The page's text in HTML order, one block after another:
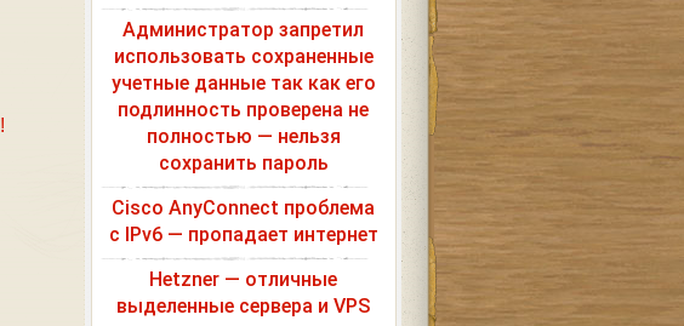
!
Администратор запретил
использовать сохраненные
учетные данные так как его
подлинность проверена не
полностью — нельзя
сохранить пароль
Cisco AnyConnect проблема
с IPv6 — пропадает интернет
Hetzner — отличные
выделенные сервера и VPS